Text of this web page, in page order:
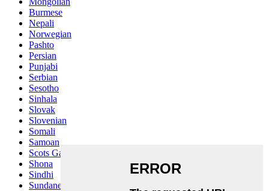
Burmese
Nepali
Norwegian
Pashto
Persian
Punjabi
Serbian
Sesotho
Sinhala
Slovak
Slovenian
Somali
Samoan
Scots Gaelic
Shona
Sindhi
Sundanese